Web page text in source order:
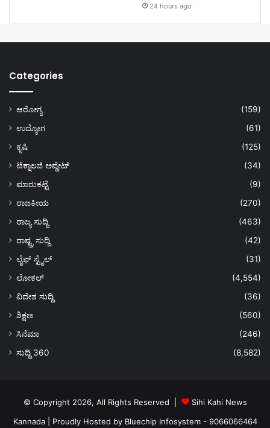
24 hours ago
Categories
ಆರೋಗ್ಯ
(159)
ಉದ್ಯೋಗ
(61)
ಕೃಷಿ
(125)
ಟೆಕ್ನಾಲಜಿ ಅಪ್ಡೇಟ್
(34)
ಮಾರುಕಟ್ಟೆ
(9)
ರಾಜಕೀಯ
(270)
ರಾಜ್ಯ ಸುದ್ದಿ
(463)
ರಾಷ್ಟ್ರ ಸುದ್ದಿ
(42)
ಲೈಫ್ ಸ್ಟೈಲ್
(31)
ಲೋಕಲ್
(4,554)
ವಿದೇಶ ಸುದ್ದಿ
(36)
ಶಿಕ್ಷಣ
(560)
ಸಿನೆಮಾ
(246)
ಸುದ್ದಿ 360
(8,582)
© Copyright 2026, All Rights Reserved |
Sihi Kahi News
Kannada| Proudly Hosted by Bluechip Infosystem - 9066066464